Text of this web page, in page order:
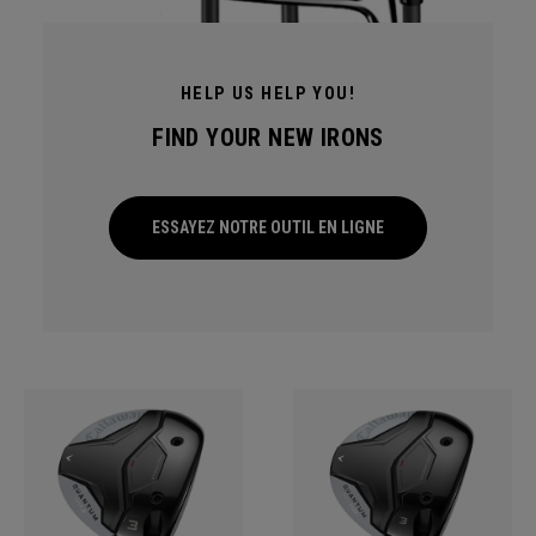
HELP US HELP YOU!
FIND YOUR NEW IRONS
ESSAYEZ NOTRE OUTIL EN LIGNE